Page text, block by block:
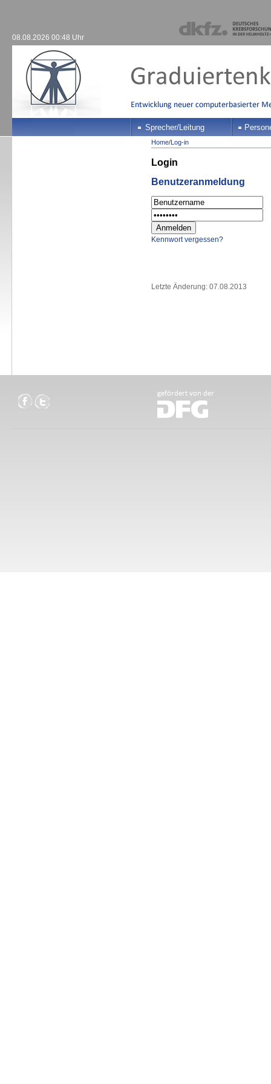
08.08.2026 00:48 Uhr
Sprecher/Leitung
Home/Log-in
Login
Benutzeranmeldung
Kennwort vergessen?
Letzte Änderung: 07.08.2013